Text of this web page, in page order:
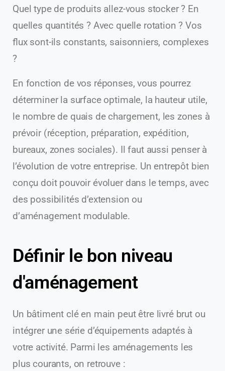
Quel type de produits allez-vous stocker ? En
quelles quantités ? Avec quelle rotation ? Vos
flux sont-ils constants, saisonniers, complexes
?
En fonction de vos réponses, vous pourrez
déterminer la surface optimale, la hauteur utile,
le nombre de quais de chargement, les zones à
prévoir (réception, préparation, expédition,
bureaux, zones sociales). Il faut aussi penser à
l’évolution de votre entreprise. Un entrepôt bien
conçu doit pouvoir évoluer dans le temps, avec
des possibilités d’extension ou
d’aménagement modulable.
Définir le bon niveau
d'aménagement
Un bâtiment clé en main peut être livré brut ou
intégrer une série d’équipements adaptés à
votre activité. Parmi les aménagements les
plus courants, on retrouve :